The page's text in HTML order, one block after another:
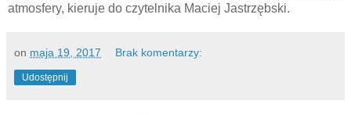
atmosfery, kieruje do czytelnika Maciej Jastrzębski.
on maja 19, 2017 Brak komentarzy:
Udostępnij